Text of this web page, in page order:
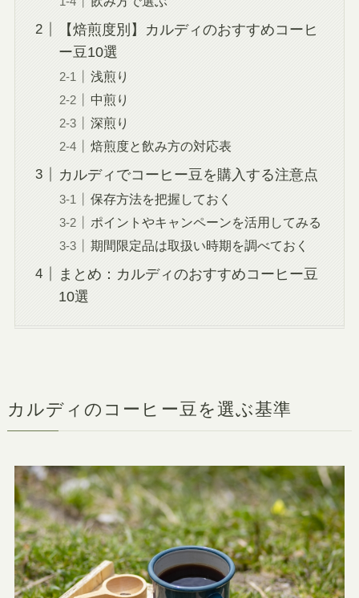
【焙煎度別】カルディのおすすめコーヒ
ー豆10選
浅煎り
中煎り
深煎り
焙煎度と飲み方の対応表
カルディでコーヒー豆を購入する注意点
保存方法を把握しておく
ポイントやキャンペーンを活用してみる
期間限定品は取扱い時期を調べておく
まとめ：カルディのおすすめコーヒー豆
10選
カルディのコーヒー豆を選ぶ基準